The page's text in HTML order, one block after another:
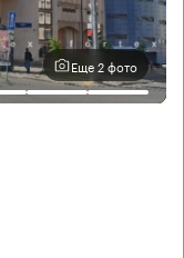
Еще 2 фото